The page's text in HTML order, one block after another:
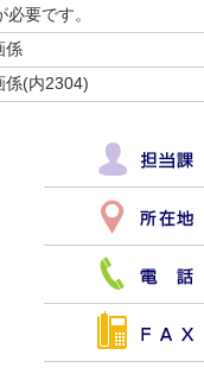
要です。
係
係(内2304)